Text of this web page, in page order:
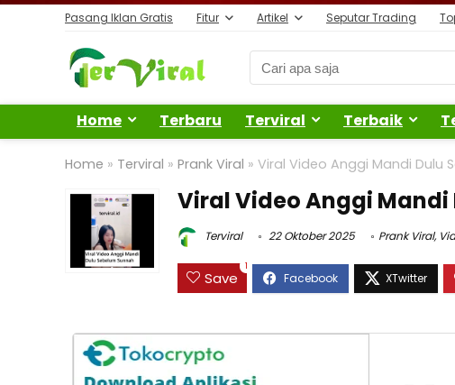
Pasang Iklan Gratis Fitur Artikel Seputar Trading
Home Terbaru Terviral Terbaik
Home » Terviral » Prank Viral » Viral Video Anggi Mandi Dulu
Viral Video Anggi Mandi
Terviral 22 Oktober 2025 Prank Viral,
Save
1